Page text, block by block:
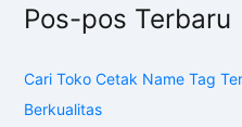
Pos-pos Terbaru
Cari Toko Cetak Name Tag
Berkualitas